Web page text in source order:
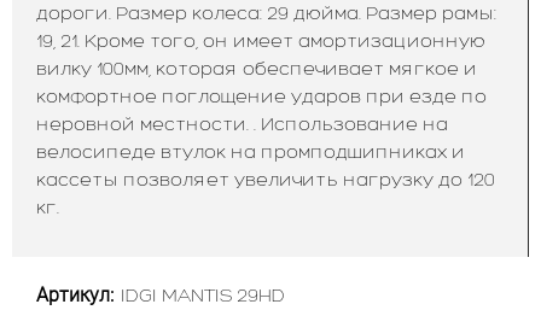
дороги. Размер колеса: 29 дюйма. Размер рамы:
19, 21. Кроме того, он имеет амортизационную
вилку 100мм, которая обеспечивает мягкое и
комфортное поглощение ударов при езде по
неровной местности. . Использование на
велосипеде втулок на промподшипниках и
кассеты позволяет увеличить нагрузку до 120
кг.
Артикул: IDGI MANTIS 29HD